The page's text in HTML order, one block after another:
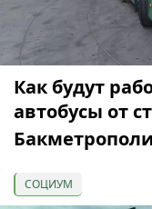
Как будут
автобусы от
СОЦИУМ